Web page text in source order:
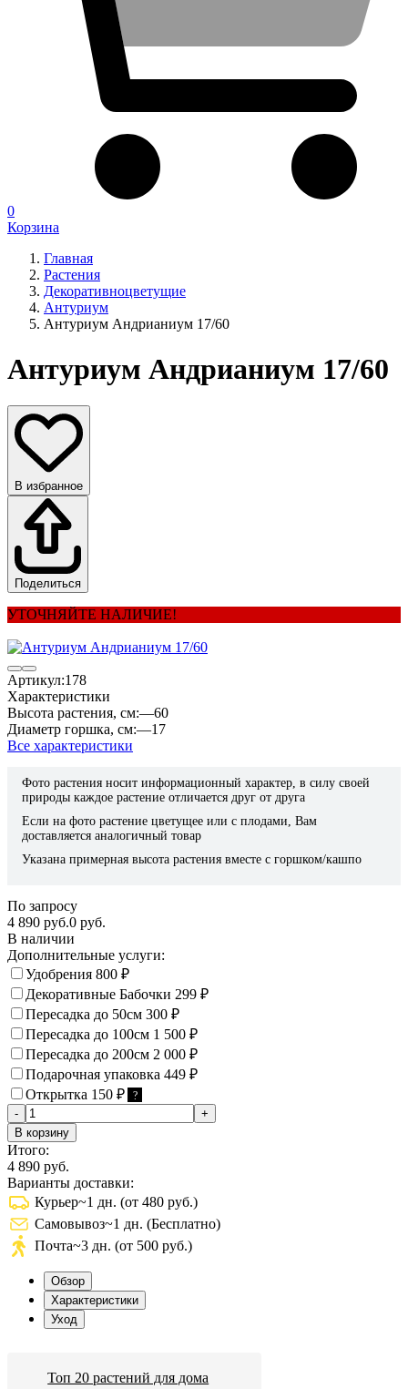
0
Корзина
Главная
Растения
Декоративноцветущие
Антуриум
Антуриум Андрианиум 17/60
Антуриум Андрианиум 17/60
В избранное
Поделиться
УТОЧНЯЙТЕ НАЛИЧИЕ!
Артикул:178
Характеристики
Высота растения, см:—60
Диаметр горшка, см:—17
Все характеристики
Фото растения носит информационный характер, в силу своей
природы каждое растение отличается друг от друга
Если на фото растение цветущее или с плодами, Вам
доставляется аналогичный товар
Указана примерная высота растения вместе с горшком/кашпо
По запросу
4 890 руб.0 руб.
В наличии
Дополнительные услуги:
Удобрения 800 ₽
Декоративные Бабочки 299 ₽
Пересадка до 50см 300 ₽
Пересадка до 100см 1 500 ₽
Пересадка до 200см 2 000 ₽
Подарочная упаковка 449 ₽
Открытка 150 ₽ ?
-
+
В корзину
Итого:
4 890 руб.
Варианты доставки:
Курьер~1 дн. (от 480 руб.)
Самовывоз~1 дн. (Бесплатно)
Почта~3 дн. (от 500 руб.)
Обзор
Характеристики
Уход
Топ 20 растений для дома